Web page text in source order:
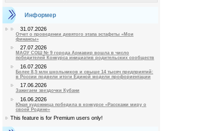
Информер
31.07.2026
Отчет о проведении девятого этапа эстафеты «Мои
финансы»
27.07.2026
МАОУ СОШ № 9 города Армавир вошла в число
победителей Конкурса инициатив родительских сообществ
16.07.2026
Более 8,5 млн школьников и свыше 14 тысяч предприятий:
в России подвели итоги Единой модели профориентации
17.06.2026
Зажигаем звездочки Кубани
16.06.2026
Юная художница победила в конкурсе «Расскажи миру о
своей Родине»
This feature is for Premium users only!